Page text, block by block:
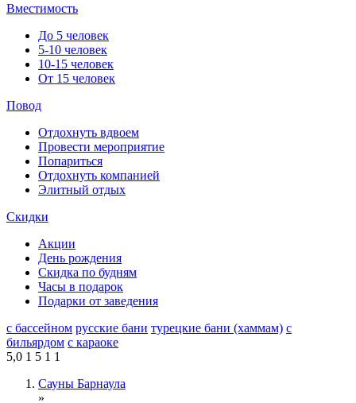
Вместимость
До 5 человек
5-10 человек
10-15 человек
От 15 человек
Повод
Отдохнуть вдвоем
Провести мероприятие
Попариться
Отдохнуть компанией
Элитный отдых
Скидки
Акции
День рождения
Скидка по будням
Часы в подарок
Подарки от заведения
с бассейном русские бани турецкие бани (хаммам) с
бильярдом с караоке
5,0 1 5 1 1
Сауны Барнаула
»